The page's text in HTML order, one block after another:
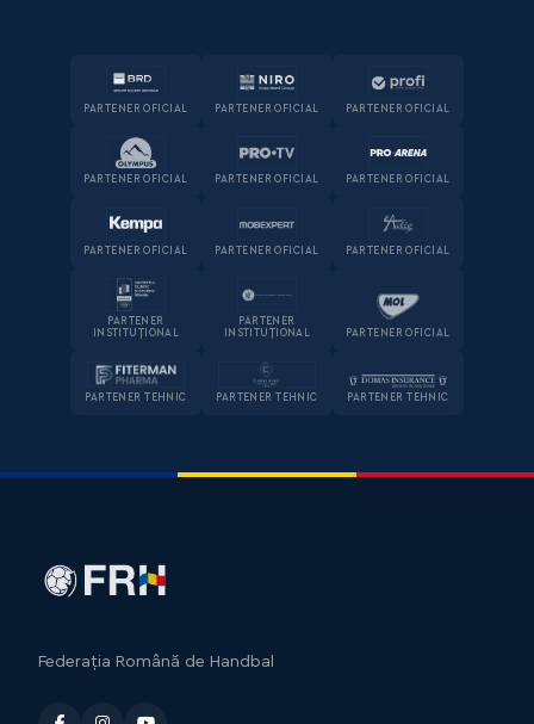
PARTENER OFICIAL PARTENER OFICIAL PARTENER OFICIAL
PARTENER OFICIAL PARTENER OFICIAL PARTENER OFICIAL
PARTENER OFICIAL PARTENER OFICIAL PARTENER OFICIAL
PARTENER
INSTITUȚIONAL
PARTENER
INSTITUȚIONAL
PARTENER OFICIAL
PARTENER TEHNIC PARTENER TEHNIC PARTENER TEHNIC
Federația Română de Handbal